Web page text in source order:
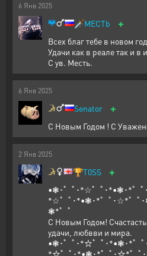
6 Янв 2025
🗡️MECTb +
Всех благ тебе в новом
Удачи как в реале так и в
С ув. Месть.
6 Янв 2025
Senator +
С Новым Годом ! С
2 Янв 2025
🏆T0SS +
•❃･゜ﾟ･*☆゜ﾟ･*•❃･*゜
*☆゜ﾟ･*•❃･*゜ﾟ･☆*゜ﾟ
❃*゜ﾟ
С Новым Годом!
удачи, любвви и мира.
•❃･゜ﾟ･*☆゜ﾟ･*•❃･*゜
*☆゜ﾟ･*•❃･*゜ﾟ･☆*゜ﾟ